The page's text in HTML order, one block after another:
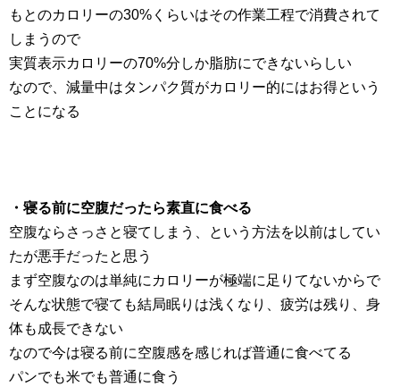
もとのカロリーの30%くらいはその作業工程で消費されて
しまうので
実質表示カロリーの70%分しか脂肪にできないらしい
なので、減量中はタンパク質がカロリー的にはお得という
ことになる
・寝る前に空腹だったら素直に食べる
空腹ならさっさと寝てしまう、という方法を以前はしてい
たが悪手だったと思う
まず空腹なのは単純にカロリーが極端に足りてないからで
そんな状態で寝ても結局眠りは浅くなり、疲労は残り、身
体も成長できない
なので今は寝る前に空腹感を感じれば普通に食べてる
パンでも米でも普通に食う